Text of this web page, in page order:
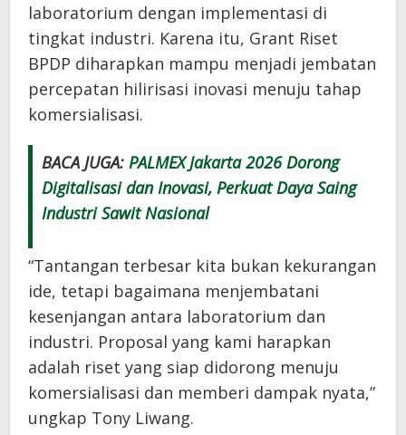
laboratorium dengan implementasi di
tingkat industri. Karena itu, Grant Riset
BPDP diharapkan mampu menjadi jembatan
percepatan hilirisasi inovasi menuju tahap
komersialisasi.
BACA JUGA: PALMEX Jakarta 2026 Dorong
Digitalisasi dan Inovasi, Perkuat Daya Saing
Industri Sawit Nasional
“Tantangan terbesar kita bukan kekurangan
ide, tetapi bagaimana menjembatani
kesenjangan antara laboratorium dan
industri. Proposal yang kami harapkan
adalah riset yang siap didorong menuju
komersialisasi dan memberi dampak nyata,”
ungkap Tony Liwang.